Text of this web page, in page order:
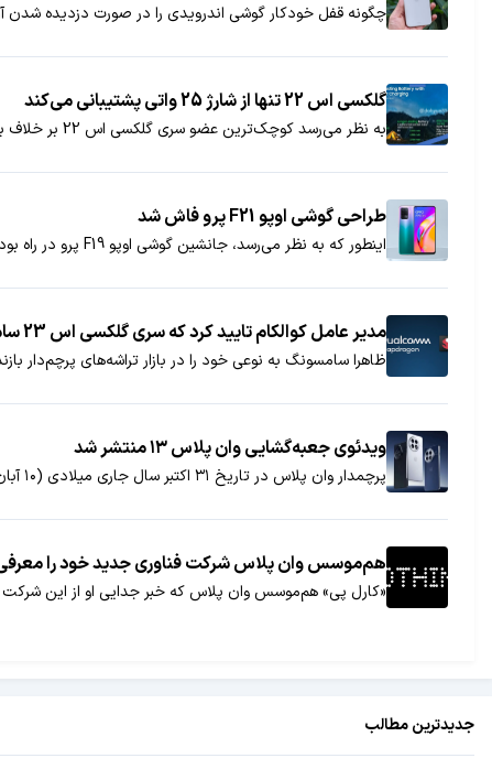
چگونه قفل خودکار گوشی اندرویدی را در صورت دزدیده شدن
گلکسی اس 22 تنها از شارژ 25 واتی پشتیبانی می‌کند
به نظر می‌رسد کوچک‌ترین عضو سری گلکسی اس 22 بر خلاف برادرهای بزرگ‌تر خود از شارژ 25 واتی پشتیبانی خواهد کرد.
طراحی گوشی اوپو F21 پرو فاش شد
اینطور که به نظر می‌رسد، جانشین گوشی اوپو F19 پرو در راه بوده و حالا طراحی آن نیز توسط یک پوستر تبلیغاتی لو رفته است.
مدیر عامل کوالکام تایید کرد که سری گلکسی اس 23 سامسونگ فقط از تراشه‌های اسنپدراگون استفاده خواهد کرد!
ظاهرا سامسونگ به نوعی خود را در بازار تراشه‌های پرچم‌دار
ویدئوی جعبه‌گشایی وان پلاس ۱۳ منتشر شد
پرچمدار وان پلاس در تاریخ ۳۱ اکتبر سال جاری میلادی (۱۰ آبان ۱۴۰۳) معرفی خواهد شد.
هم‌موسس وان پلاس شرکت فناوری جدید خود را
«کارل پی» هم‌موسس وان پلاس که خبر جدایی او از این شرکت
جدیدترین مطالب